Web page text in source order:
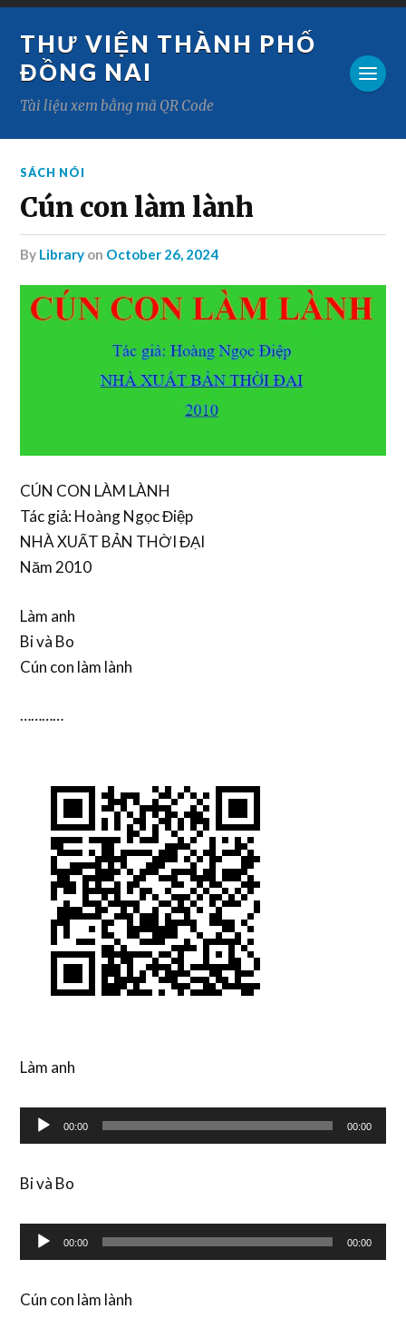
THƯ VIỆN THÀNH PHỐ
ĐỒNG NAI
Tài liệu xem bằng mã QR Code
SÁCH NÓI
Cún con làm lành
by Library on October 26, 2024
CÚN CON LÀM LÀNH
Tác giả: Hoàng Ngọc Điệp
NHÀ XUẤT BẢN THỜI ĐẠI
Năm 2010
Làm anh
Bi và Bo
Cún con làm lành
…………
Làm anh
Audio
Player
00:00 00:00
Bi và Bo
Audio
Player
00:00 00:00
Cún con làm lành